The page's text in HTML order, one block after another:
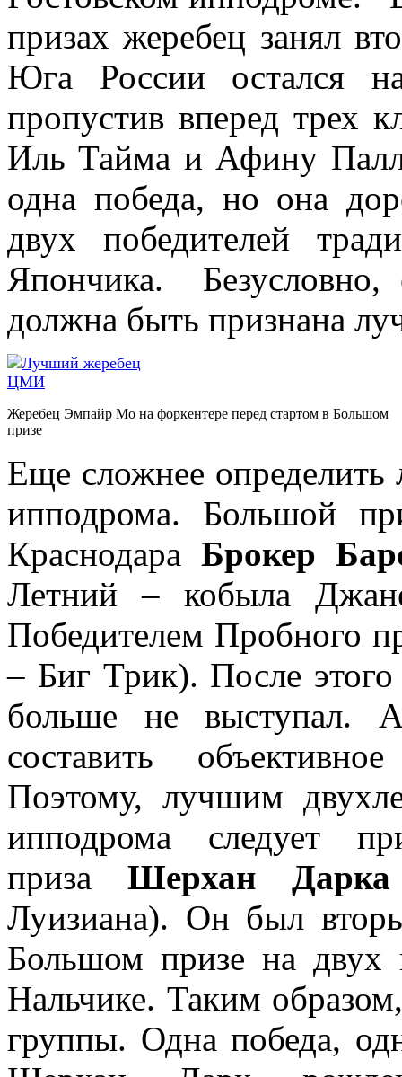
призах жеребец занял
Юга России остался
пропустив вперед трех
Иль Тайма и Афину
одна победа, но она
двух победителей
Япончика. Безусловно,
должна быть признана
Жеребец Эмпайр Мо на форкентере перед стартом в Большом
призе
Еще сложнее определить
ипподрома. Большой
Краснодара Брокер
Летний – кобыла
Победителем Пробного
– Биг Трик). После
больше не
составить
Поэтому, лучшим
ипподрома следует
приза Шерхан Дарка
Луизиана). Он был
Большом призе на двух
Нальчике. Таким
группы. Одна победа,